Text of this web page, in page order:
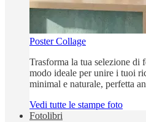
Poster Collage
Trasforma la tua selezione di
modo ideale per unire i tuoi
minimal e naturale, perfetta
Vedi tutte le stampe foto
Fotolibri